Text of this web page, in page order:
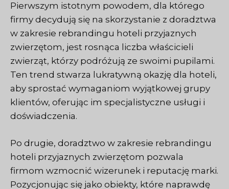
Pierwszym istotnym powodem, dla którego
firmy decydują się na skorzystanie z doradztwa
w zakresie rebrandingu hoteli przyjaznych
zwierzętom, jest rosnąca liczba właścicieli
zwierząt, którzy podróżują ze swoimi pupilami.
Ten trend stwarza lukratywną okazję dla hoteli,
aby sprostać wymaganiom wyjątkowej grupy
klientów, oferując im specjalistyczne usługi i
doświadczenia.
Po drugie, doradztwo w zakresie rebrandingu
hoteli przyjaznych zwierzętom pozwala
firmom wzmocnić wizerunek i reputację marki.
Pozycjonując się jako obiekty, które naprawdę